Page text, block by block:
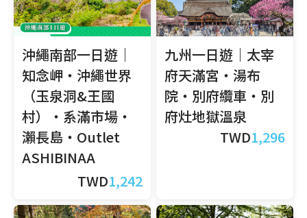
沖繩南部一日遊｜
知念岬・沖繩世界
（玉泉洞&王國
村）・系滿市場・
瀨長島・Outlet
ASHIBINAA
TWD1,242
九州一日遊｜太宰
府天滿宮・湯布
院・別府纜車・別
府灶地獄溫泉
TWD1,296